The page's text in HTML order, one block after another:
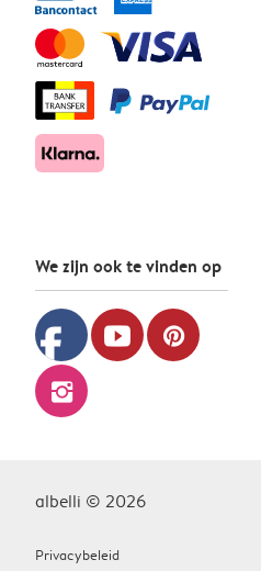
We zijn ook te vinden op
facebook youtube pinterest
instagram
albelli © 2026
Privacybeleid